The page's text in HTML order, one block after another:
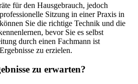
für den Hausgebrauch, jedoch⁤
Sitzung in einer Praxis in
‍Sie⁢ die richtige ‌Technik und die‍
bevor Sie es selbst
durch einen Fachmann​ ist
zu erzielen.
zu erwarten?